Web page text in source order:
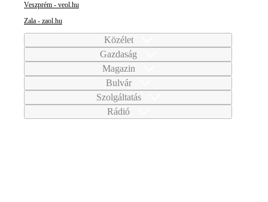
Veszprém - veol.hu
Zala - zaol.hu
Közélet
Gazdaság
Magazin
Bulvár
Szolgáltatás
Rádió